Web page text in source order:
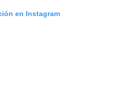
en Instagram